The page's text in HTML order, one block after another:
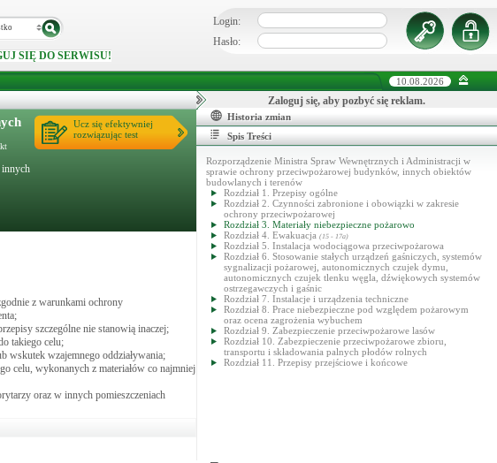
SIĘ DO SERWISU!
Login:
Hasło:
10.08.2026
innych
Ucz się efektywniej
rozwiązując test
z warunkami ochrony
szczególne nie stanowią inaczej;
takiego celu;
wskutek wzajemnego oddziaływania;
celu, wykonanych z materiałów co najmniej
oraz w innych pomieszczeniach
Zaloguj się, aby pozbyć się reklam.
Historia zmian
Spis Treści
Rozporządzenie Ministra Spraw Wewnętrznych i Administracji w
sprawie ochrony przeciwpożarowej budynków, innych obiektów
budowlanych i terenów
Rozdział 1. Przepisy ogólne
Rozdział 2. Czynności zabronione i obowiązki w zakresie
ochrony przeciwpożarowej
Rozdział 3. Materiały niebezpieczne pożarowo
Rozdział 4. Ewakuacja (15 - 17a)
Rozdział 5. Instalacja wodociągowa przeciwpożarowa
Rozdział 6. Stosowanie stałych urządzeń gaśniczych, systemów
sygnalizacji pożarowej, autonomicznych czujek dymu,
autonomicznych czujek tlenku węgla, dźwiękowych systemów
ostrzegawczych i gaśnic
Rozdział 7. Instalacje i urządzenia techniczne
Rozdział 8. Prace niebezpieczne pod względem pożarowym
oraz ocena zagrożenia wybuchem
Rozdział 9. Zabezpieczenie przeciwpożarowe lasów
Rozdział 10. Zabezpieczenie przeciwpożarowe zbioru,
transportu i składowania palnych płodów rolnych
Rozdział 11. Przepisy przejściowe i końcowe